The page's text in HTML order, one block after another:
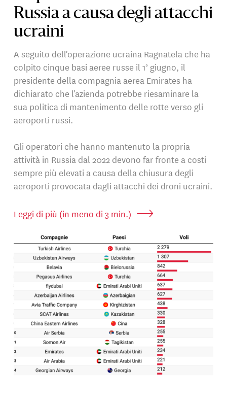
Russia a causa degli attacchi
ucraini
A seguito dell'operazione ucraina Ragnatela che ha
colpito cinque basi aeree russe il 1° giugno, il
presidente della compagnia aerea Emirates ha
dichiarato che l'azienda potrebbe riesaminare la
sua politica di mantenimento delle rotte verso gli
aeroporti russi.
Gli operatori che hanno mantenuto la propria
attività in Russia dal 2022 devono far fronte a costi
sempre più elevati a causa della chiusura degli
aeroporti provocata dagli attacchi dei droni ucraini.
Leggi di più (in meno di 3 min.)